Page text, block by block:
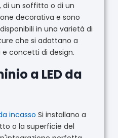
di un soffitto o di un
decorativa e sono
in una varietà di
che si adattano a
concetti di design.
a LED da
incasso Si installano a
o la superficie del